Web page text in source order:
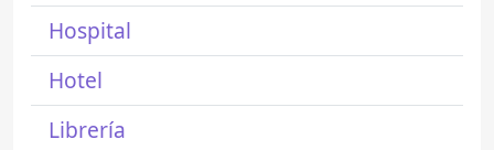
Hospital
Hotel
Librería